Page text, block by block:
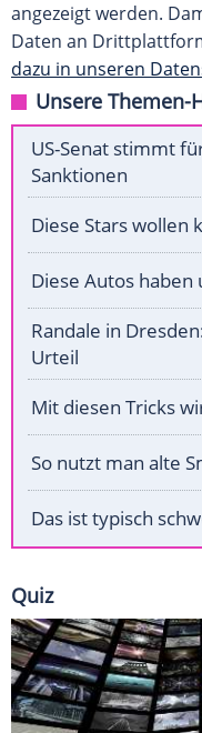
angezeigt werden.
Daten an
dazu in unseren
Unsere Themen-
US-Senat stimmt
Sanktionen
Diese Stars wollen
Diese Autos haben
Randale in
Urteil
Mit diesen Tricks
So nutzt man alte
Das ist typisch
Quiz